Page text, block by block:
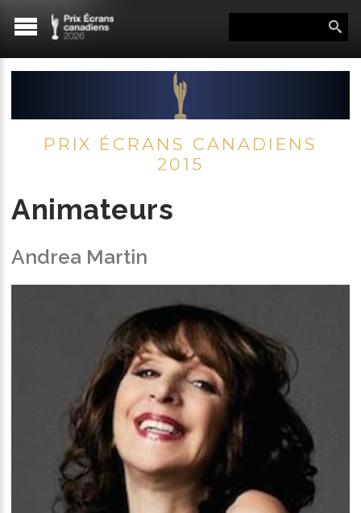
PRIX ÉCRANS CANADIENS
2015
Animateurs
Andrea Martin